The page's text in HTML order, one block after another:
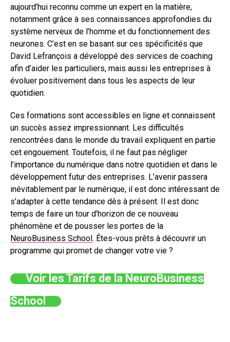
aujourd’hui reconnu comme un expert en la matière,
notamment grâce à ses connaissances approfondies du
système nerveux de l’homme et du fonctionnement des
neurones. C’est en se basant sur ces spécificités que
David Lefrançois a développé des services de coaching
afin d’aider les particuliers, mais aussi les entreprises à
évoluer positivement dans tous les aspects de leur
quotidien.
Ces formations sont accessibles en ligne et connaissent
un succès assez impressionnant. Les difficultés
rencontrées dans le monde du travail expliquent en partie
cet engouement. Toutefois, il ne faut pas négliger
l’importance du numérique dans notre quotidien et dans le
développement futur des entreprises. L’avenir passera
inévitablement par le numérique, il est donc intéressant de
s’adapter à cette tendance dès à présent. Il est donc
temps de faire un tour d’horizon de ce nouveau
phénomène et de pousser les portes de la
NeuroBusiness School. Êtes-vous prêts à découvrir un
programme qui promet de changer votre vie ?
Voir les Tarifs de la NeuroBusiness
School